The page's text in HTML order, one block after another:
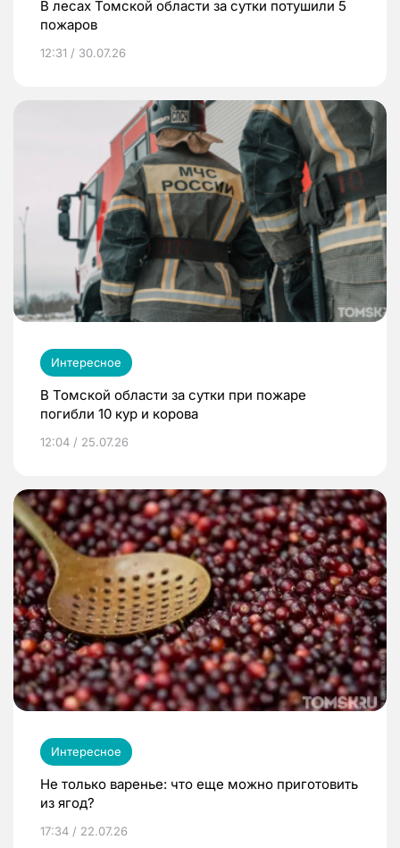
В лесах Томской области за сутки потушили 5
пожаров
12:31 / 30.07.26
Интересное
В Томской области за сутки при пожаре
погибли 10 кур и корова
12:04 / 25.07.26
Интересное
Не только варенье: что еще можно приготовить
из ягод?
17:34 / 22.07.26